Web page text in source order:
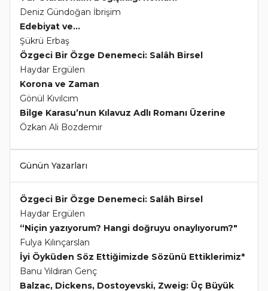
Deniz Gündoğan İbrişim
Edebiyat ve...
Şükrü Erbaş
Özgeci Bir Özge Denemeci: Salâh Birsel
Haydar Ergülen
Korona ve Zaman
Gönül Kıvılcım
Bilge Karasu’nun Kılavuz Adlı Romanı Üzerine
Özkan Ali Bozdemir
Günün Yazarları
Özgeci Bir Özge Denemeci: Salâh Birsel
Haydar Ergülen
“Niçin yazıyorum? Hangi doğruyu onaylıyorum?"
Fulya Kılınçarslan
İyi Öyküden Söz Ettiğimizde Sözünü Ettiklerimiz*
Banu Yıldıran Genç
Balzac, Dickens, Dostoyevski, Zweig: Üç Büyük